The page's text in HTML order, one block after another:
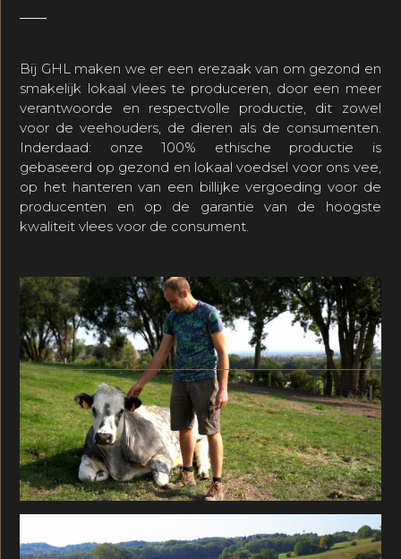
Bij GHL maken we er een erezaak van om gezond en
smakelijk lokaal vlees te produceren, door een meer
verantwoorde en respectvolle productie, dit zowel
voor de veehouders, de dieren als de consumenten.
Inderdaad: onze 100% ethische productie is
gebaseerd op gezond en lokaal voedsel voor ons vee,
op het hanteren van een billijke vergoeding voor de
producenten en op de garantie van de hoogste
kwaliteit vlees voor de consument.